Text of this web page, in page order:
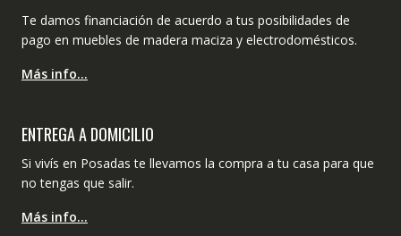
Te damos financiación de acuerdo a tus posibilidades de
pago en muebles de madera maciza y electrodomésticos.
Más info…
ENTREGA A DOMICILIO
Si vivís en Posadas te llevamos la compra a tu casa para que
no tengas que salir.
Más info…